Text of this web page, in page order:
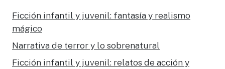
Ficción infantil y juvenil: fantasía y realismo
mágico
Narrativa de terror y lo sobrenatural
Ficción infantil y juvenil: relatos de acción y